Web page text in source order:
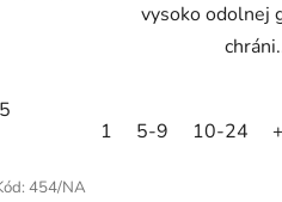
vysoko odolnej
1 5-9 10-24
454/NA